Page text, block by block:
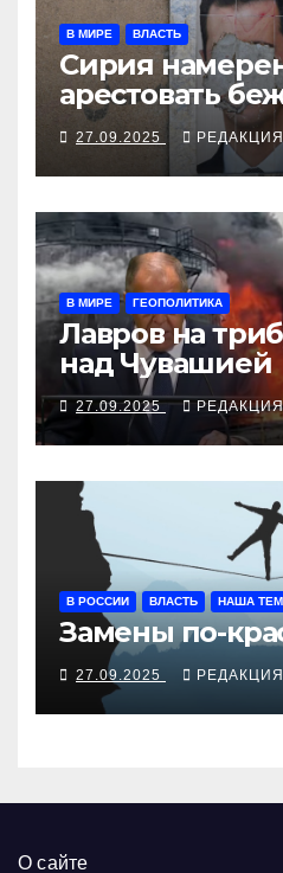
В МИРЕ ВЛАСТЬ
Сирия
арестовать
Москву экс-
27.09.2025 РЕДАКЦИЯ
В МИРЕ ГЕОПОЛИТИКА
Лавров на
над Чувашией
27.09.2025 РЕДАКЦИЯ
В РОССИИ ВЛАСТЬ НАША
Замены по-
27.09.2025 РЕДАКЦИЯ
О сайте